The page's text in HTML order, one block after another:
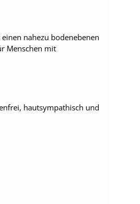
nahezu bodenebenen
Menschen mit
hautsympathisch und